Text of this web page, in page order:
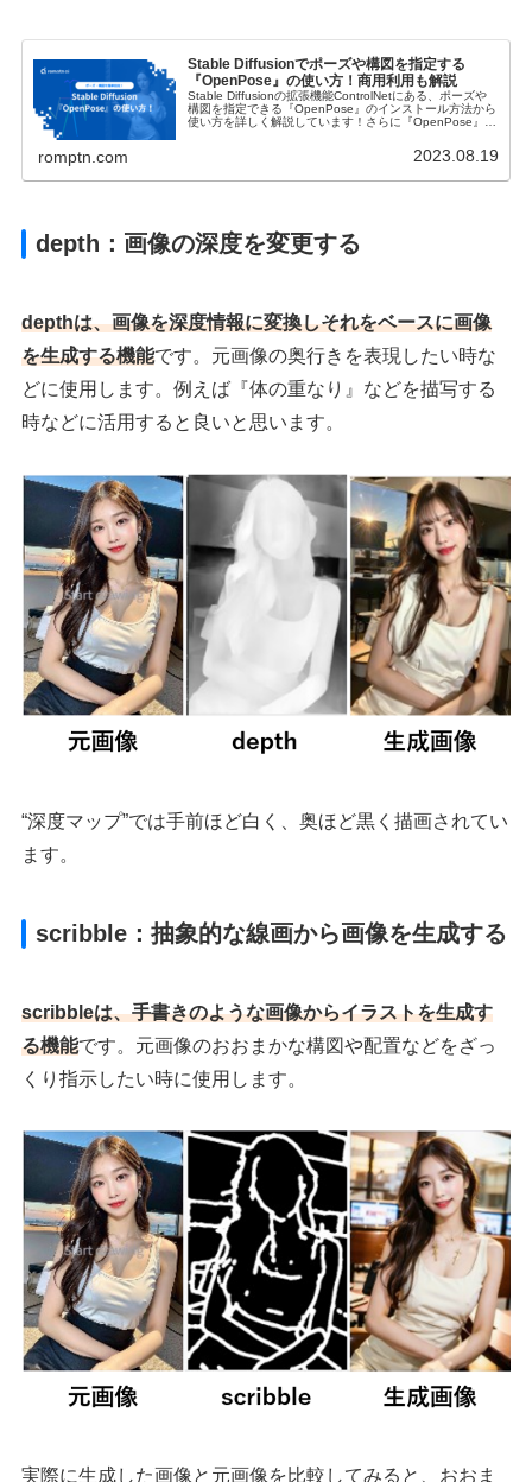
Stable Diffusionでポーズや構図を指定する
『OpenPose』の使い方！商用利用も解説
Stable Diffusionの拡張機能ControlNetにある、ポーズや
構図を指定できる『OpenPose』のインストール方法から
使い方を詳しく解説しています！さらに『OpenPose』を
romptn.com 2023.08.19
depth：画像の深度を変更する
depthは、画像を深度情報に変換しそれをベースに画像
を生成する機能です。元画像の奥行きを表現したい時な
どに使用します。例えば『体の重なり』などを描写する
時などに活用すると良いと思います。
“深度マップ”では手前ほど白く、奥ほど黒く描画されてい
ます。
scribble：抽象的な線画から画像を生成する
scribbleは、手書きのような画像からイラストを生成す
る機能です。元画像のおおまかな構図や配置などをざっ
くり指示したい時に使用します。
実際に生成した画像と元画像を比較してみると、おおま